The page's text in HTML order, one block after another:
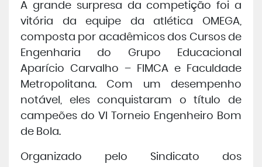
Cursos dePós e Extensão
Cursos deEAD
Clínicas de Atendimento
Bolsas e Benefícios
A grande surpresa da competição foi a
vitória da equipe da atlética OMEGA,
composta por acadêmicos dos Cursos de
Engenharia do Grupo Educacional
Aparício Carvalho – FIMCA e Faculdade
Metropolitana. Com um desempenho
notável, eles conquistaram o título de
campeões do VI Torneio Engenheiro Bom
de Bola.
Organizado pelo Sindicato dos